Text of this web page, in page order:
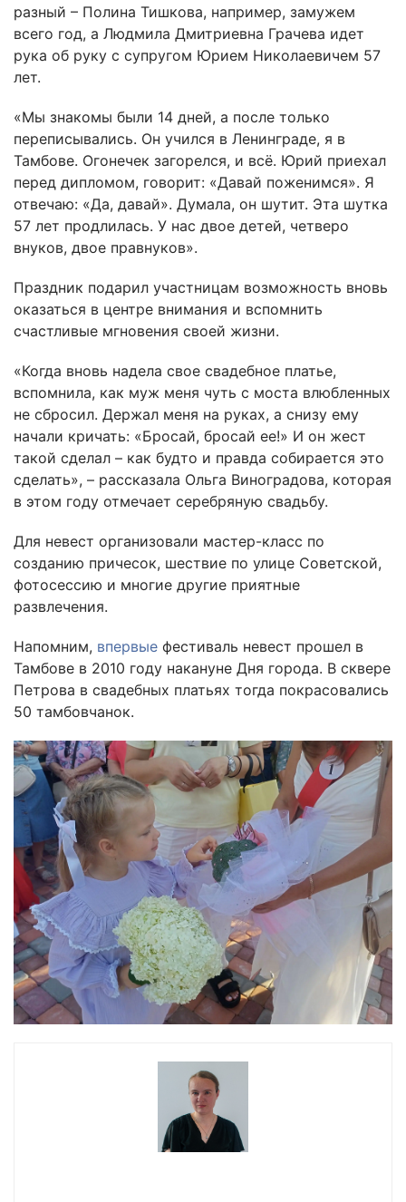
разный – Полина Тишкова, например, замужем
всего год, а Людмила Дмитриевна Грачева идет
рука об руку с супругом Юрием Николаевичем 57
лет.
«Мы знакомы были 14 дней, а после только
переписывались. Он учился в Ленинграде, я в
Тамбове. Огонечек загорелся, и всё. Юрий приехал
перед дипломом, говорит: «Давай поженимся». Я
отвечаю: «Да, давай». Думала, он шутит. Эта шутка
57 лет продлилась. У нас двое детей, четверо
внуков, двое правнуков».
Праздник подарил участницам возможность вновь
оказаться в центре внимания и вспомнить
счастливые мгновения своей жизни.
«Когда вновь надела свое свадебное платье,
вспомнила, как муж меня чуть с моста влюбленных
не сбросил. Держал меня на руках, а снизу ему
начали кричать: «Бросай, бросай ее!» И он жест
такой сделал – как будто и правда собирается это
сделать», – рассказала Ольга Виноградова, которая
в этом году отмечает серебряную свадьбу.
Для невест организовали мастер-класс по
созданию причесок, шествие по улице Советской,
фотосессию и многие другие приятные
развлечения.
Напомним, впервые фестиваль невест прошел в
Тамбове в 2010 году накануне Дня города. В сквере
Петрова в свадебных платьях тогда покрасовались
50 тамбовчанок.